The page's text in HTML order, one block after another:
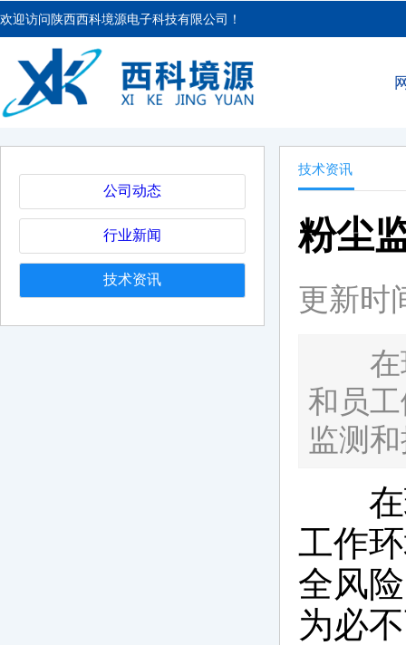
欢迎访问陕西西科境源电子科技有限公司！
公司动态
行业新闻
技术资讯
技术资讯
粉尘
更新时
在现
和员
监测
在现
工作
全风
为必